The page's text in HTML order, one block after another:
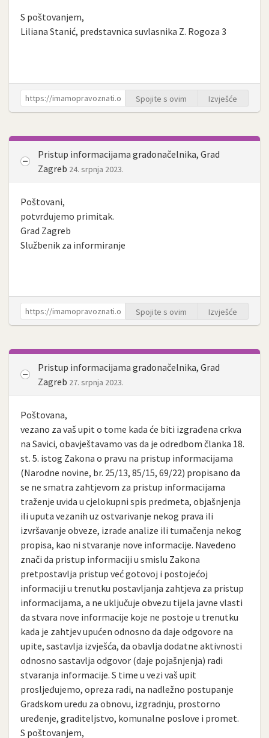
S poštovanjem,
Liliana Stanić, predstavnica suvlasnika Z. Rogoza 3
Spojite s ovim Izvješće
Pristup informacijama gradonačelnika, Grad
Zagreb 24. srpnja 2023.
Poštovani,
potvrđujemo primitak.
Grad Zagreb
Službenik za informiranje
Spojite s ovim Izvješće
Pristup informacijama gradonačelnika, Grad
Zagreb 27. srpnja 2023.
Poštovana,
vezano za vaš upit o tome kada će biti izgrađena crkva
na Savici, obavještavamo vas da je odredbom članka 18.
st. 5. istog Zakona o pravu na pristup informacijama
(Narodne novine, br. 25/13, 85/15, 69/22) propisano da
se ne smatra zahtjevom za pristup informacijama
traženje uvida u cjelokupni spis predmeta, objašnjenja
ili uputa vezanih uz ostvarivanje nekog prava ili
izvršavanje obveze, izrade analize ili tumačenja nekog
propisa, kao ni stvaranje nove informacije. Navedeno
znači da pristup informaciji u smislu Zakona
pretpostavlja pristup već gotovoj i postojećoj
informaciji u trenutku postavljanja zahtjeva za pristup
informacijama, a ne uključuje obvezu tijela javne vlasti
da stvara nove informacije koje ne postoje u trenutku
kada je zahtjev upućen odnosno da daje odgovore na
upite, sastavlja izvješća, da obavlja dodatne aktivnosti
odnosno sastavlja odgovor (daje pojašnjenja) radi
stvaranja informacije. S time u vezi vaš upit
prosljeđujemo, opreza radi, na nadležno postupanje
Gradskom uredu za obnovu, izgradnju, prostorno
uređenje, graditeljstvo, komunalne poslove i promet.
S poštovanjem,